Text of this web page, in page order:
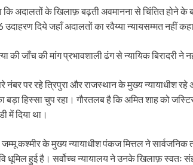
अदालतों के खिलाफ़ बढ़ती अवमानना से चिंतित होने के
उदाहरण दिये जहाँ अदालतों का रवैय्या न्यायसम्मत नहीं
की जाँच की मांग प्रभावशाली ढंग से न्यायिक बिरादरी ने
नंबर पर रहे त्रिपुरा और राजस्थान के मुख्य न्यायाधीश
बड़ा हिस्सा चुप रहा। गौरतलब है कि अमित शाह को
में दिया था।
कश्मीर के मुख्य न्यायाधीश पंकज मित्तल ने सार्वजनिक
धूमिल हुई है। सर्वोच्च न्यायालय ने उनके खिलाफ़ स्वतः